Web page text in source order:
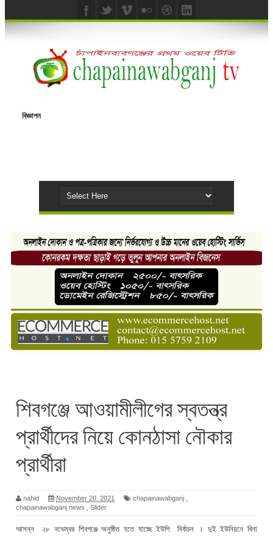
বিজ্ঞাপন
শিবগঞ্জে আওয়ামীলীগের স্বতন্ত্র
প্রার্থীদের নিয়ে কোনঠাসা নৌকার
প্রার্থীরা
nahid November 20, 2021 chapainawabganj
chapainawabganj news
Slider
আসন্ন ২৮ নভেম্বর শিবগঞ্জে অনুষ্ঠিত হতে যাচ্ছে ইউপি নির্বাচন । দুই ইউনিয়নে বিনা